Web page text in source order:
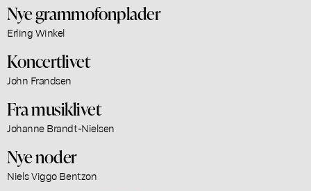
Nye grammofonplader
Erling Winkel
Koncertlivet
John Frandsen
Fra musiklivet
Johanne Brandt-Nielsen
Nye noder
Niels Viggo Bentzon